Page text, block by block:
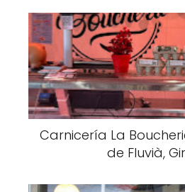
Carnicería La
de Fluvià,